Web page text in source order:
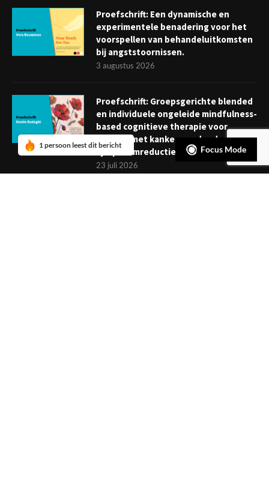
Proefschrift: Een dynamische en
experimentele benadering voor het
voorspellen van behandeluitkomsten
bij angststoornissen.
3 augustus 2026
Proefschrift: Groepsgerichte blended
en individuele ongeleide mindfulness-
based cognitieve therapie voor
mensen met kanker: verder dan
symptoomreductie
23 juli 2026
Focus Mode
1 persoon leest dit bericht